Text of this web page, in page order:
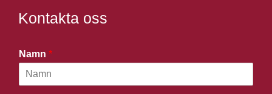
Kontakta oss
Namn *